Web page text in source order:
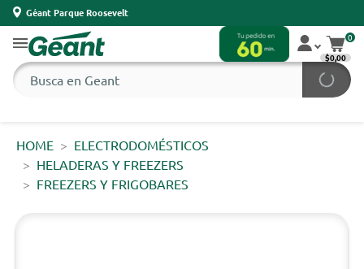
Géant Parque Roosevelt
0
$0,00
HOME
ELECTRODOMÉSTICOS
HELADERAS Y FREEZERS
FREEZERS Y FRIGOBARES